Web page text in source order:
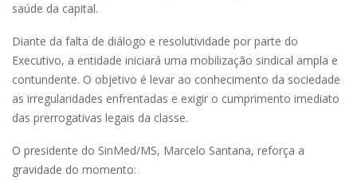
saúde da capital.
Diante da falta de diálogo e resolutividade por parte do
Executivo, a entidade iniciará uma mobilização sindical ampla e
contundente. O objetivo é levar ao conhecimento da sociedade
as irregularidades enfrentadas e exigir o cumprimento imediato
das prerrogativas legais da classe.
O presidente do SinMed/MS, Marcelo Santana, reforça a
gravidade do momento: